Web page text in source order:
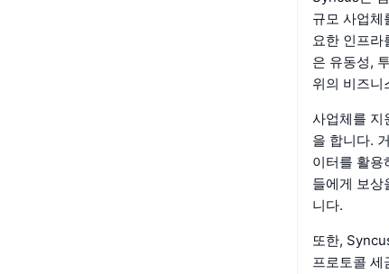
규모 사업체
요한 인프라
은 유동성,
위의 비즈니
사업체를 지
을 합니다.
이터를 활용
들에게 보상
니다.
또한,
프로토콜 세